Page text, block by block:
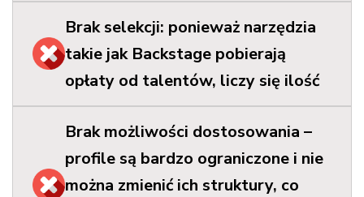
Brak selekcji: ponieważ narzędzia
takie jak Backstage pobierają
opłaty od talentów, liczy się ilość
Brak możliwości dostosowania –
profile są bardzo ograniczone i nie
można zmienić ich struktury, co